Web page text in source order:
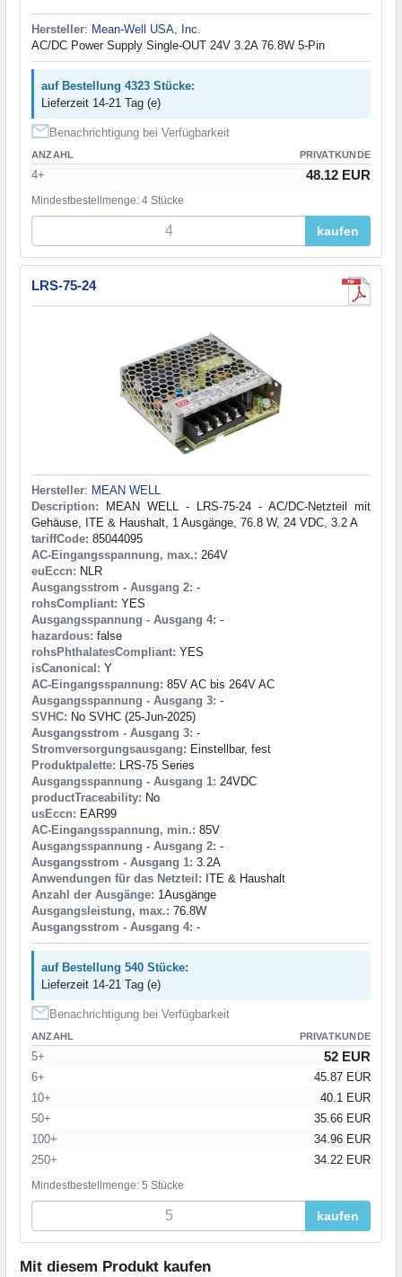
Hersteller: Mean-Well USA, Inc.
AC/DC Power Supply Single-OUT 24V 3.2A 76.8W 5-Pin
auf Bestellung 4323 Stücke:
Lieferzeit 14-21 Tag (e)
Benachrichtigung bei Verfügbarkeit
ANZAHL PRIVATKUNDE
4+ 48.12 EUR
Mindestbestellmenge: 4 Stücke
kaufen
LRS-75-24
Hersteller: MEAN WELL
Description: MEAN WELL - LRS-75-24 - AC/DC-Netzteil mit
Gehäuse, ITE & Haushalt, 1 Ausgänge, 76.8 W, 24 VDC, 3.2 A
tariffCode: 85044095
AC-Eingangsspannung, max.: 264V
euEccn: NLR
Ausgangsstrom - Ausgang 2: -
rohsCompliant: YES
Ausgangsspannung - Ausgang 4: -
hazardous: false
rohsPhthalatesCompliant: YES
isCanonical: Y
AC-Eingangsspannung: 85V AC bis 264V AC
Ausgangsspannung - Ausgang 3: -
SVHC: No SVHC (25-Jun-2025)
Ausgangsstrom - Ausgang 3: -
Stromversorgungsausgang: Einstellbar, fest
Produktpalette: LRS-75 Series
Ausgangsspannung - Ausgang 1: 24VDC
productTraceability: No
usEccn: EAR99
AC-Eingangsspannung, min.: 85V
Ausgangsspannung - Ausgang 2: -
Ausgangsstrom - Ausgang 1: 3.2A
Anwendungen für das Netzteil: ITE & Haushalt
Anzahl der Ausgänge: 1Ausgänge
Ausgangsleistung, max.: 76.8W
Ausgangsstrom - Ausgang 4: -
auf Bestellung 540 Stücke:
Lieferzeit 14-21 Tag (e)
Benachrichtigung bei Verfügbarkeit
ANZAHL PRIVATKUNDE
5+ 52 EUR
6+
45.87 EUR
10+
40.1 EUR
50+
35.66 EUR
100+
34.96 EUR
250+
34.22 EUR
Mindestbestellmenge: 5 Stücke
kaufen
Mit diesem Produkt kaufen